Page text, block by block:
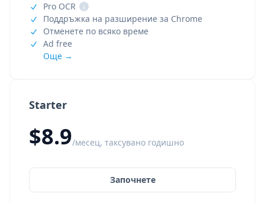
Starter
$8.9/месец, таксувано годишно
Започнете
Pro OCR
i
Поддръжка на разширение за Chrome
Отменете по всяко време
Ad free
Още →